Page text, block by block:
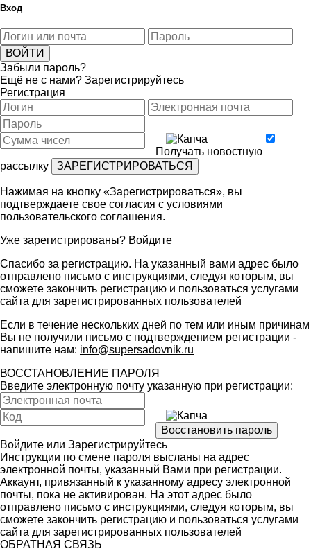
Вход
Забыли пароль?
Ещё не с нами? Зарегистрируйтесь
Регистрация
Получать новостную
рассылку
Нажимая на кнопку «Зарегистрироваться», вы
подтверждаете свое согласия с условиями
пользовательского соглашения.
Уже зарегистрированы? Войдите
Спасибо за регистрацию. На указанный вами адрес было
отправлено письмо с инструкциями, следуя которым, вы
сможете закончить регистрацию и пользоваться услугами
сайта для зарегистрированных пользователей
Если в течение нескольких дней по тем или иным причинам
Вы не получили письмо с подтверждением регистрации -
напишите нам: info@supersadovnik.ru
ВОССТАНОВЛЕНИЕ ПАРОЛЯ
Введите электронную почту указанную при регистрации:
Войдите или Зарегистрируйтесь
Инструкции по смене пароля высланы на адрес
электронной почты, указанный Вами при регистрации.
Аккаунт, привязанный к указанному адресу электронной
почты, пока не активирован. На этот адрес было
отправлено письмо с инструкциями, следуя которым, вы
сможете закончить регистрацию и пользоваться услугами
сайта для зарегистрированных пользователей
ОБРАТНАЯ СВЯЗЬ